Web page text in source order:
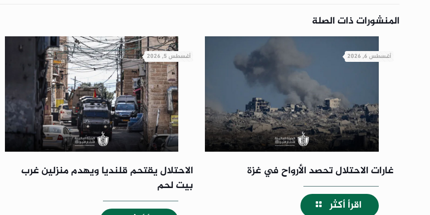
المنشورات ذات الصلة
أغسطس 6, 2026
غارات الاحتلال تحصد الأرواح في غزة
اقرأ أكثر
أغسطس 5, 2026
الاحتلال يقتحم قلنديا ويهدم منزلين غرب
بيت لحم